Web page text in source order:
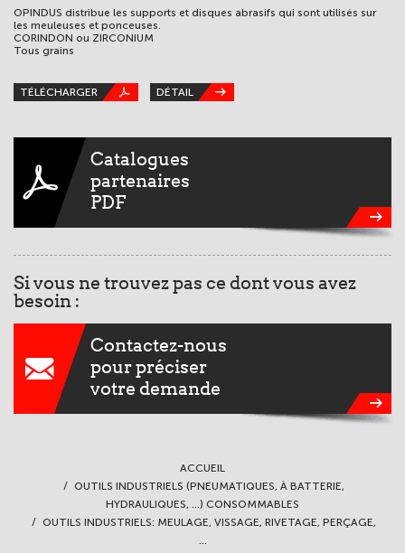
OPINDUS distribue les supports et disques abrasifs qui sont utilisés sur
les meuleuses et ponceuses.
CORINDON ou ZIRCONIUM
Tous grains
TÉLÉCHARGER DÉTAIL
Catalogues
partenaires
PDF
Si vous ne trouvez pas ce dont vous avez
besoin :
Contactez-nous
pour préciser
votre demande
ACCUEIL
OUTILS INDUSTRIELS (PNEUMATIQUES, À BATTERIE,
HYDRAULIQUES, ...) CONSOMMABLES
OUTILS INDUSTRIELS: MEULAGE, VISSAGE, RIVETAGE, PERÇAGE,
...